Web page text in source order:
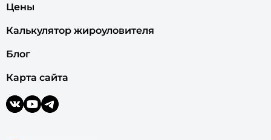
Цены
Калькулятор жироуловителя
Блог
Карта сайта